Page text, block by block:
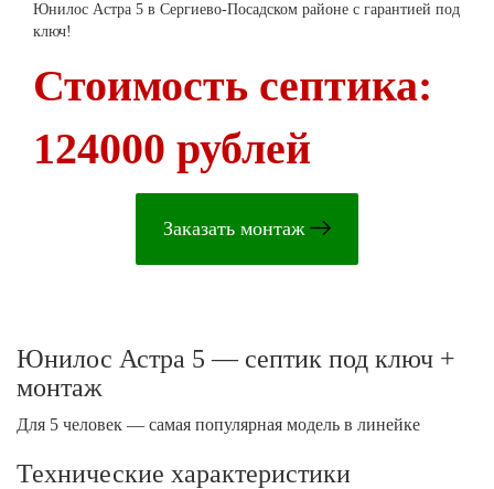
Юнилос Астра 5 в Сергиево-Посадском районе с гарантией под
ключ!
Стоимость септика:
124000 рублей
Заказать монтаж
Юнилос Астра 5 — септик под ключ +
монтаж
Для 5 человек — самая популярная модель в линейке
Технические характеристики